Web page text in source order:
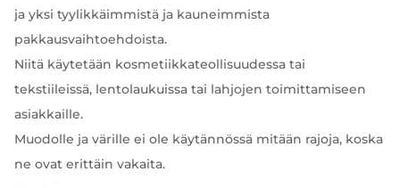
ja yksi tyylikkäimmistä ja kauneimmista
pakkausvaihtoehdoista.
Niitä käytetään kosmetiikkateollisuudessa tai
tekstiileissä, lentolaukuissa tai lahjojen toimittamiseen
asiakkaille.
Muodolle ja värille ei ole käytännössä mitään rajoja, koska
ne ovat erittäin vakaita.